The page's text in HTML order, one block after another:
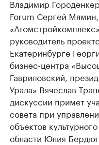
Владимир
Forum Сергей
руководитель
Екатеринбурге
бизнес-центра
Гавриловский,
Урала» Вячеслав
дискуссии примет
совета при
объектов
области Юлия